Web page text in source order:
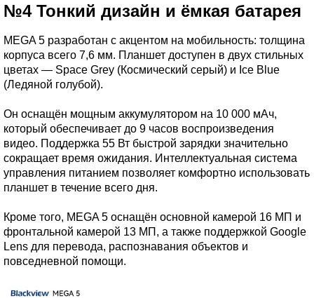
№4 Тонкий дизайн и ёмкая батарея
MEGA 5 разработан с акцентом на мобильность: толщина
корпуса всего 7,6 мм. Планшет доступен в двух стильных
цветах — Space Grey (Космический серый) и Ice Blue
(Ледяной голубой).
Он оснащён мощным аккумулятором на 10 000 мАч,
который обеспечивает до 9 часов воспроизведения
видео. Поддержка 55 Вт быстрой зарядки значительно
сокращает время ожидания. Интеллектуальная система
управления питанием позволяет комфортно использовать
планшет в течение всего дня.
Кроме того, MEGA 5 оснащён основной камерой 16 МП и
фронтальной камерой 13 МП, а также поддержкой Google
Lens для перевода, распознавания объектов и
повседневной помощи.